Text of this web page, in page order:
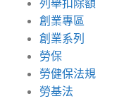
列舉扣除額
創業專區
創業系列
勞保
勞健保法規
勞基法